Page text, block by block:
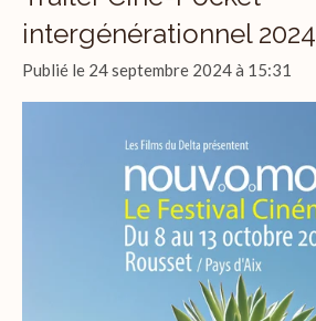
intergénérationnel 2024
Publié le 24 septembre 2024 à 15:31